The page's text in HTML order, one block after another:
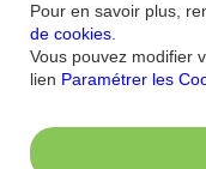
FAQNous contacter /
conformeSécurité
Nous connaitre
Qui sommes-nous ?
engagements RSE
Pour en savoir plus,
de cookies.
Vous pouvez modifier
lien Paramétrer les